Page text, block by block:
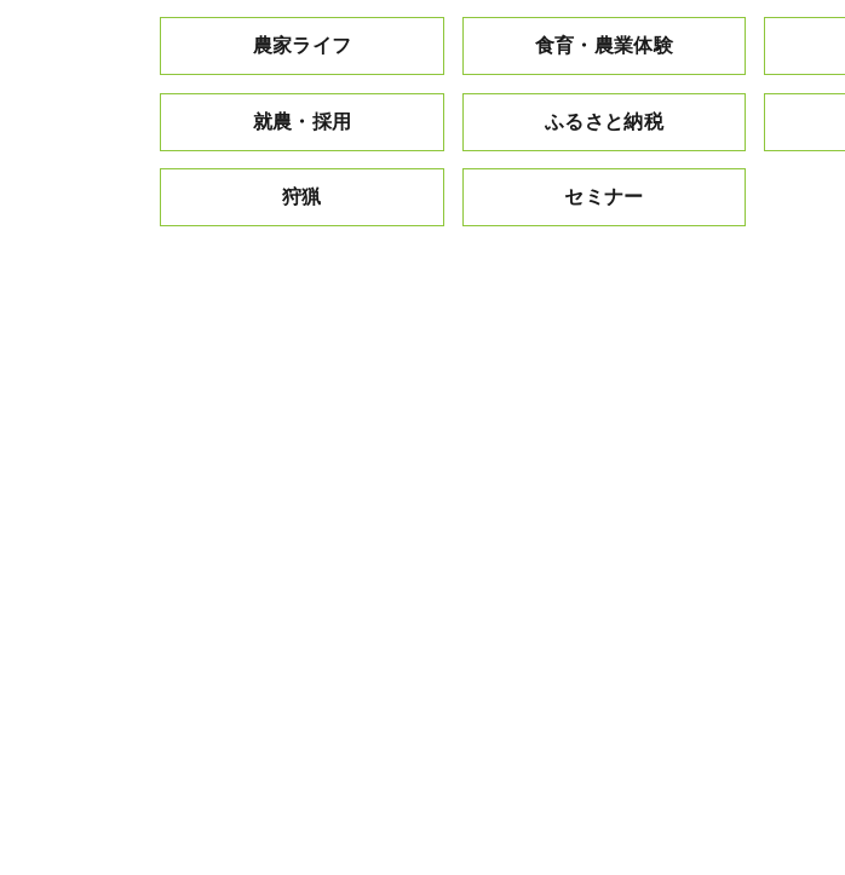
農家ライフ 食育・農業体験
就農・採用 ふるさと納税
狩猟 セミナー